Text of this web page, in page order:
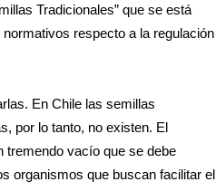
Tradicionales” que se está
respecto a la regulación
En Chile las semillas
por lo tanto, no existen. El
tremendo vacío que se debe
organismos que buscan facilitar el